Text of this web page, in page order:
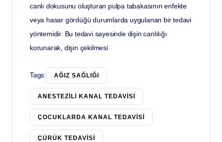
canlı dokusunu oluşturan pulpa tabakasının enfekte
veya hasar gördüğü durumlarda uygulanan bir tedavi
yöntemidir. Bu tedavi sayesinde dişin canlılığı
korunarak, dişin çekilmesi
Tags: AĞIZ SAĞLIĞI
ANESTEZILI KANAL TEDAVISI
ÇOCUKLARDA KANAL TEDAVISI
ÇÜRÜK TEDAVISI